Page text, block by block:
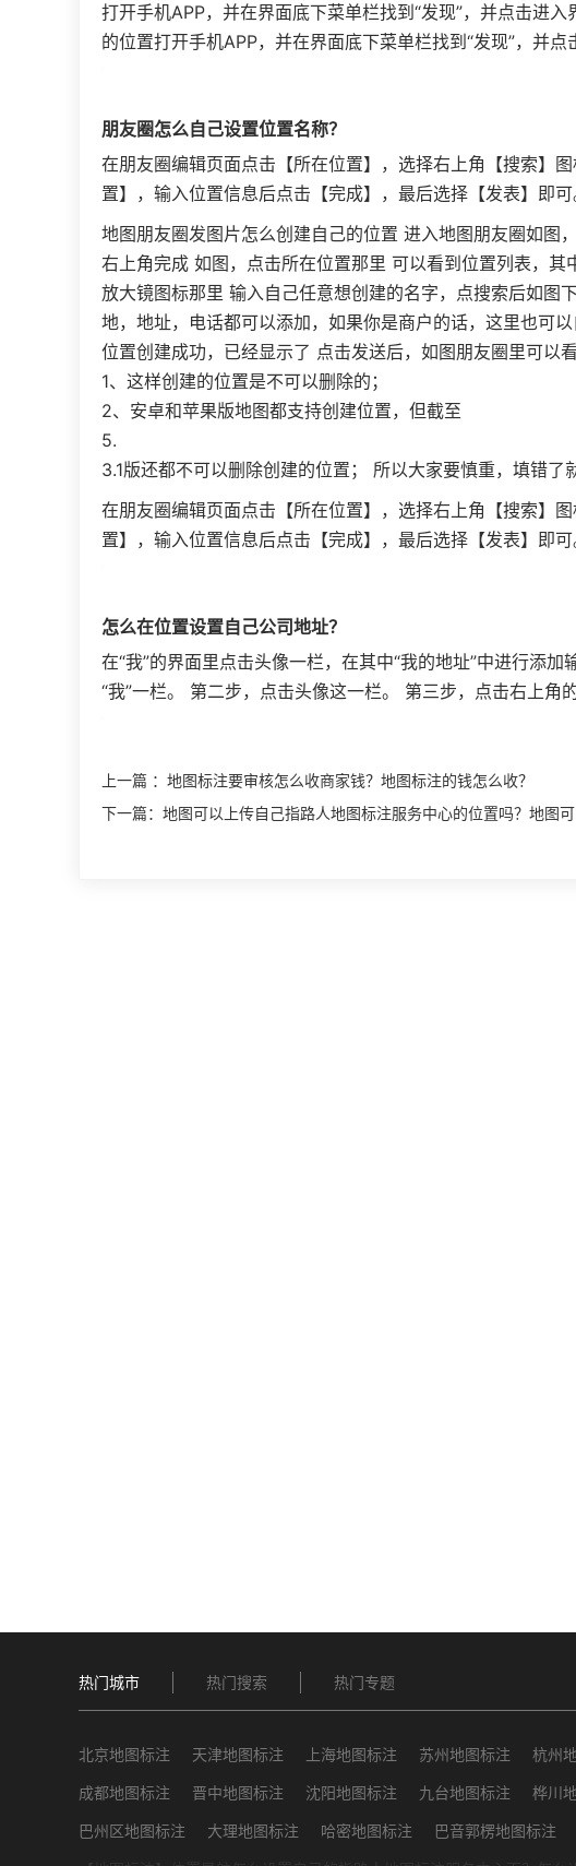
打开手机APP，并在界面底下菜单栏找到“发现”，并点击进
的位置打开手机APP，并在界面底下菜单栏找到“发现”，并点
朋友圈怎么自己设置位置名称？
在朋友圈编辑页面点击【所在位置】，选择右上角【搜索】
置】，输入位置信息后点击【完成】，最后选择【发表】即可
地图朋友圈发图片怎么创建自己的位置 进入地图朋友圈如图
右上角完成 如图，点击所在位置那里 可以看到位置列表，
放大镜图标那里 输入自己任意想创建的名字，点搜索后如图
地，地址，电话都可以添加，如果你是商户的话，这里也可
位置创建成功，已经显示了 点击发送后，如图朋友圈里可以
1、这样创建的位置是不可以删除的；
2、安卓和苹果版地图都支持创建位置，但截至
5.
3.1版还都不可以删除创建的位置； 所以大家要慎重，填错了
在朋友圈编辑页面点击【所在位置】，选择右上角【搜索】
置】，输入位置信息后点击【完成】，最后选择【发表】即可
怎么在位置设置自己公司地址？
在“我”的界面里点击头像一栏，在其中“我的地址”中进行添
“我”一栏。 第二步，点击头像这一栏。 第三步，点击右上角
上一篇 ： 地图标注要审核怎么收商家钱？地图标注的钱怎么收？
下一篇： 地图可以上传自己指路人地图标注服务中心的位置吗？地图可
热门城市 热门搜索 热门专题
北京地图标注 天津地图标注 上海地图标注 苏州地图标注 杭州
成都地图标注 晋中地图标注 沈阳地图标注 九台地图标注 桦川
巴州区地图标注 大理地图标注 哈密地图标注 巴音郭楞地图标注